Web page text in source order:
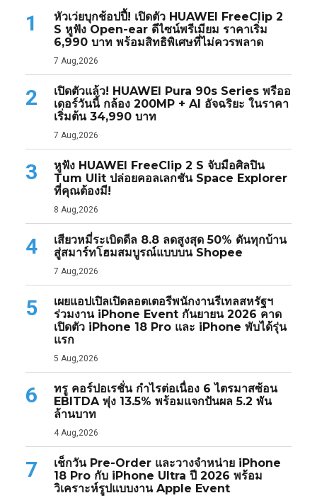
1
หัวเว่ยบุกช้อปปี้! เปิดตัว HUAWEI FreeClip 2
S หูฟัง Open-ear ดีไซน์พรีเมียม ราคาเริ่ม
6,990 บาท พร้อมสิทธิพิเศษที่ไม่ควรพลาด
7 Aug,2026
2
เปิดตัวแล้ว! HUAWEI Pura 90s Series พรีออ
เดอร์วันนี้ กล้อง 200MP + AI อัจฉริยะ ในราคา
เริ่มต้น 34,990 บาท
7 Aug,2026
3
หูฟัง HUAWEI FreeClip 2 S จับมือศิลปิน
Tum Ulit ปล่อยคอลเลกชัน Space Explorer
ที่คุณต้องมี!
8 Aug,2026
4
เสียวหมี่ระเบิดดีล 8.8 ลดสูงสุด 50% ดันทุกบ้าน
สู่สมาร์ทโฮมสมบูรณ์แบบบน Shopee
7 Aug,2026
5
เผยแอปเปิลเปิดลอตเตอรีพนักงานรีเทลสหรัฐฯ
ร่วมงาน iPhone Event กันยายน 2026 คาด
เปิดตัว iPhone 18 Pro และ iPhone พับได้รุ่น
แรก
5 Aug,2026
6
ทรู คอร์ปอเรชั่น กำไรต่อเนื่อง 6 ไตรมาสซ้อน
EBITDA พุ่ง 13.5% พร้อมแจกปันผล 5.2 พัน
ล้านบาท
4 Aug,2026
7
เช็กวัน Pre-Order และวางจำหน่าย iPhone
18 Pro กับ iPhone Ultra ปี 2026 พร้อม
วิเคราะห์รูปแบบงาน Apple Event